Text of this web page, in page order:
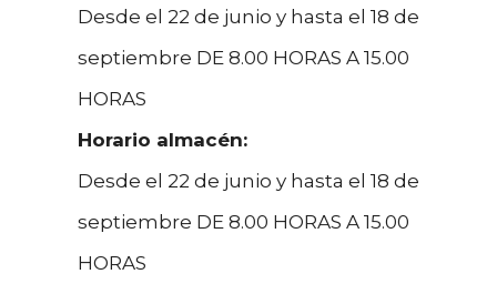
Desde el 22 de junio y hasta el 18 de
septiembre DE 8.00 HORAS A 15.00
HORAS
Horario almacén:
Desde el 22 de junio y hasta el 18 de
septiembre DE 8.00 HORAS A 15.00
HORAS